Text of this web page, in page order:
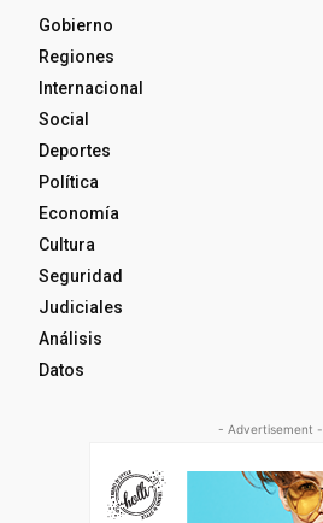
Gobierno
Regiones
Internacional
Social
Deportes
Política
Economía
Cultura
Seguridad
Judiciales
Análisis
Datos
- Advertisement -